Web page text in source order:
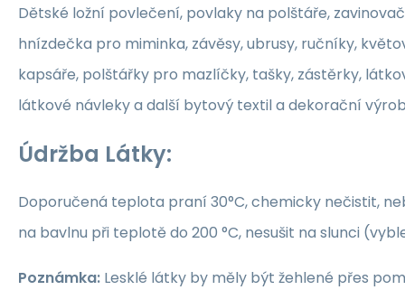
Dětské ložní povlečení, povlaky na polštáře,
hnízdečka pro miminka, závěsy, ubrusy, ručníky,
kapsáře, polštářky pro mazlíčky, tašky, zástěrky,
látkové návleky a další bytový textil a dekorační
Údržba Látky:
Doporučená teplota praní 30°C, chemicky nečistit,
na bavlnu při teplotě do 200 °C, nesušit na slunci
Poznámka: Lesklé látky by měly být žehlené přes